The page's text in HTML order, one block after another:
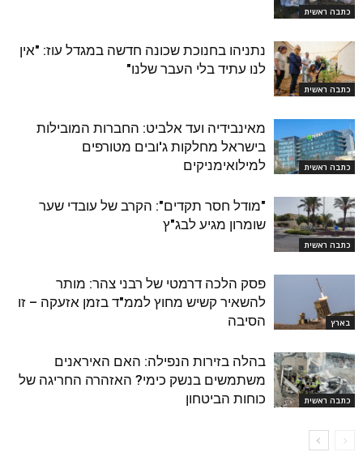
כתבה ראשית
כתבה ראשית
נתניהו בחנוכת שכונה חדשה במגדל עוז: "אין
לנו עתיד בלי העבר שלנו"
כתבה ראשית
מאינבידיה ועד אלביט: החברות המובילות
בישראל מחלקות ג'ובים מטורפים
למילואימניקים
כתבה ראשית
"מודל חסר תקדים": הקרב של עובדי שער
שומרון מגיע לבג"ץ
בארץ
פסק הלכה דרמטי של רבני צהר: מותר
להשאיר קשיש מחוץ לממ"ד בזמן אזעקה – זו
הסיבה
כתבה ראשית
בהלה בזירות הנפילה: האם האיראנים
משתמשים בנשק כימי? האזהרה החריגה של
כוחות הביטחון